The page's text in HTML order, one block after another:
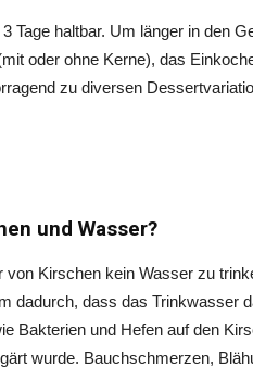
Tage haltbar. Um länger in den
oder ohne Kerne), das
zu diversen
und Wasser?
Kirschen kein Wasser zu
dadurch, dass das Trinkwasser
Bakterien und Hefen auf den
wurde. Bauchschmerzen,